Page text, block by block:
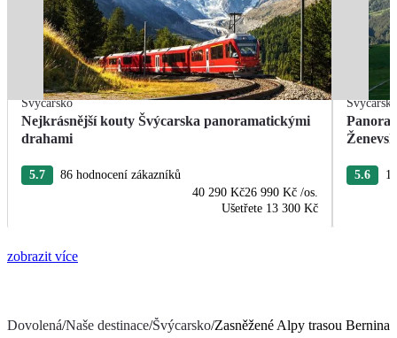
Švýcarsko
Nejkrásnější kouty Švýcarska panoramatickými
drahami
5.7
86 hodnocení zákazníků
40 290 Kč26 990 Kč /os.
Ušetřete 13 300 Kč
5.6
zobrazit více
Dovolená/Naše destinace/Švýcarsko/Zasněžené Alpy trasou Bernina